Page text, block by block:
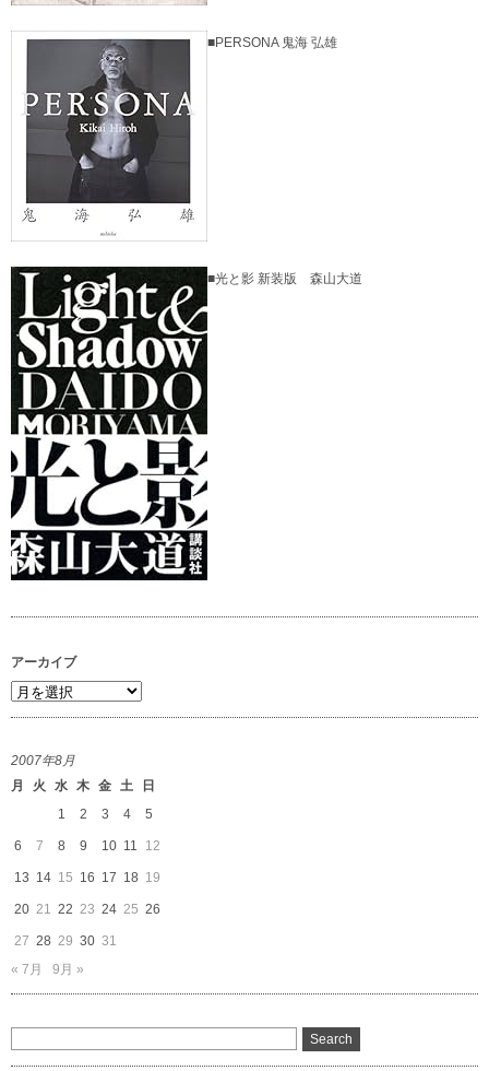
■PERSONA 鬼海 弘雄
■光と影 新装版 森山大道
アーカイブ
ア
ー
イ
ブ
2007年8月
月
火 水 木 金 土
日
1
2 3 4 5
6 7 8 9 10 11 12
13 14 15 16 17 18 19
20 21 22 23 24 25 26
27 28 29 30 31
« 7月
9月 »